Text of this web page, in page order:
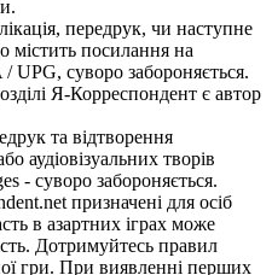
передрук, чи наступне
містить посилання на
UPG, суворо забороняється.
Я-Корреспондент є автор
та відтворення
аудіовізуальних творів
- суворо забороняється.
призначені для осіб
в азартних іграх може
Дотримуйтесь правил
гри. При виявленні перших